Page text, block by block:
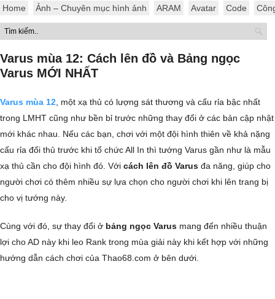
Home Ảnh – Chuyên mục hình ảnh ARAM Avatar Code
Varus mùa 12: Cách lên đồ và Bảng ngọc
Varus MỚI NHẤT
Varus mùa 12 , một xạ thủ có lượng sát thương và cấu rỉa bậc nhất
trong LMHT cũng như bền bỉ trước những thay đổi ở các bản cập nhật
mới khác nhau. Nếu các bạn, chơi với một đội hình thiên về khả nặng
cấu rỉa đối thủ trước khi tổ chức All In thì tướng Varus gần như là mẫu
xạ thủ cần cho đội hình đó. Với cách lên đồ Varus đa năng, giúp cho
người chơi có thêm nhiều sự lựa chọn cho người chơi khi lên trang bị
cho vị tướng này.
Cùng với đó, sự thay đổi ở bảng ngọc Varus mang đến nhiều thuận
lợi cho AD này khi leo Rank trong mùa giải này khi kết hợp với những
hướng dẫn cách chơi của Thao68.com ở bên dưới.